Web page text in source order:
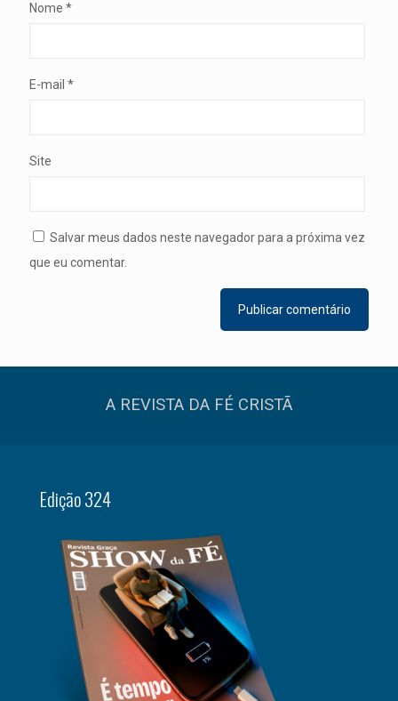
Nome *
E-mail *
Site
Salvar meus dados neste navegador para a próxima vez
que eu comentar.
A REVISTA DA FÉ CRISTÃ
Edição 324